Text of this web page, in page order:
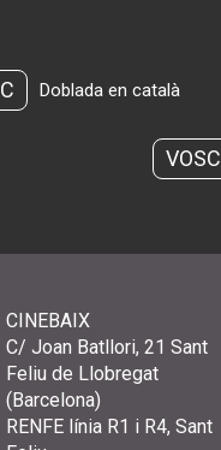
Doblada en català
VOSC
CINEBAIX
C/ Joan Batllori, 21 Sant
Feliu de Llobregat
(Barcelona)
RENFE línia R1 i R4, Sant